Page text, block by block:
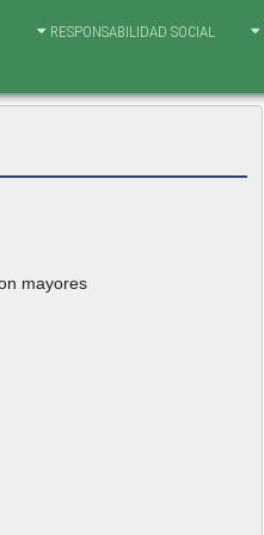
RESPONSABILIDAD SOCIAL
mayores